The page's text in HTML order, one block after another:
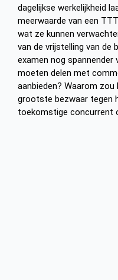
dagelijkse werkelijkheid
meerwaarde van een
wat ze kunnen
van de vrijstelling van de
examen nog spannender
moeten delen met
aanbieden? Waarom
grootste bezwaar tegen
toekomstige concurrent